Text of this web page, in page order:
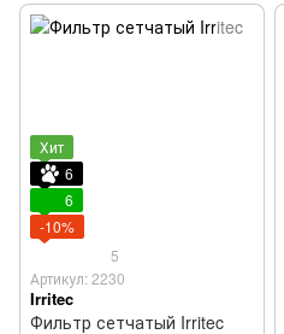
Хит
6
6
-10%
5
Артикул: 2230
Irritec
Фильтр сетчатый Irritec